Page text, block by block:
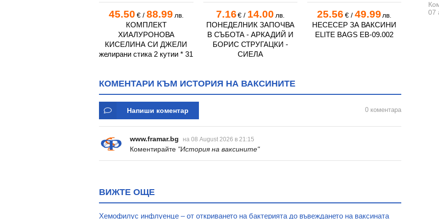
45.50 €/ 88.99 лв.
КОМПЛЕКТ
ХИАЛУРОНОВА
КИСЕЛИНА СИ ДЖЕЛИ
желирани стика 2 кутии * 31
7.16 € / 14.00 лв.
ПОНЕДЕЛНИК ЗАПОЧВА
В СЪБОТА - АРКАДИЙ И
БОРИС СТРУГАЦКИ -
СИЕЛА
25.56 €/ 49.99 лв.
НЕСЕСЕР ЗА ВАКСИНИ
ELITE BAGS EB-09.002
КОМЕНТАРИ КЪМ ИСТОРИЯ НА ВАКСИНИТЕ
Напиши коментар 0 коментара
www.framar.bg на 08 August 2026 в 21:15
Коментирайте "История на ваксините"
ВИЖТЕ ОЩЕ
Хемофилус инфлуенце – от откриването на бактерията до въвеждането на ваксината
07